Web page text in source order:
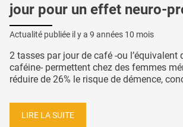
jour pour un effet neuro-
Actualité publiée il y a 9 années 10 mois
2 tasses par jour de café -ou l’équivalent
caféine- permettent chez des femmes
réduire de 26% le risque de démence,
LIRE LA SUITE